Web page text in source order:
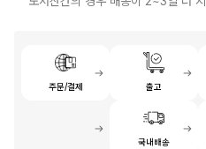
주문/결제 출고
국내배송